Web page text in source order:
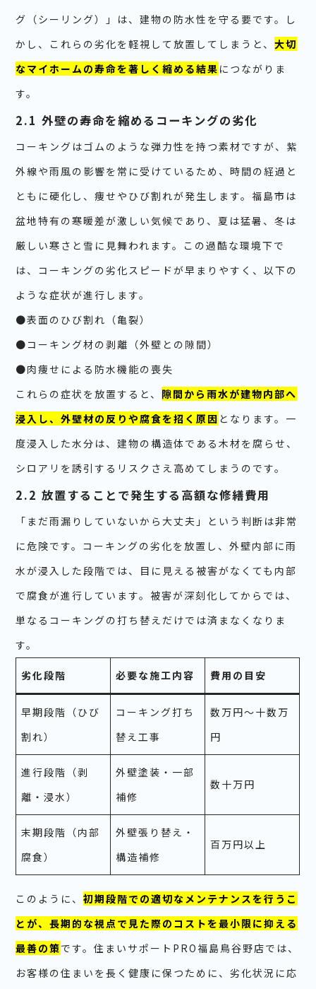
グ（シーリング）」は、建物の防水性を守る要です。し
かし、これらの劣化を軽視して放置してしまうと、大切
なマイホームの寿命を著しく縮める結果 につながりま
す。
2.1 外壁の寿命を縮めるコーキングの劣化
コーキングはゴムのような弾力性を持つ素材ですが、紫
外線や雨風の影響を常に受けているため、時間の経過と
ともに硬化し、痩せやひび割れが発生します。福島市は
盆地特有の寒暖差が激しい気候であり、夏は猛暑、冬は
厳しい寒さと雪に見舞われます。この過酷な環境下で
は、コーキングの劣化スピードが早まりやすく、以下の
ような症状が進行します。
●表面のひび割れ（亀裂）
●コーキング材の剥離（外壁との隙間）
●肉痩せによる防水機能の喪失
これらの症状を放置すると、 隙間から雨水が建物内部へ
浸入し、外壁材の反りや腐食を招く原因 となります。一
度浸入した水分は、建物の構造体である木材を腐らせ、
シロアリを誘引するリスクさえ高めてしまうのです。
2.2 放置することで発生する高額な修繕費用
「まだ雨漏りしていないから大丈夫」という判断は非常
に危険です。コーキングの劣化を放置し、外壁内部に雨
水が浸入した段階では、目に見える被害がなくても内部
で腐食が進行しています。被害が深刻化してからでは、
単なるコーキングの打ち替えだけでは済まなくなりま
す。
劣化段階 必要な施工内容 費用の目安
早期段階（ひび
割れ）
コーキング打ち
替え工事
数万円〜十数万
円
進行段階（剥
離・浸水）
外壁塗装・一部
補修
数十万円
末期段階（内部
腐食）
外壁張り替え・
構造補修
百万円以上
このように、初期段階での適切なメンテナンスを行うこ
とが、長期的な視点で見た際のコストを最小限に抑える
最善の策です。住まいサポートPRO福島鳥谷野店では、
お客様の住まいを長く健康に保つために、劣化状況に応